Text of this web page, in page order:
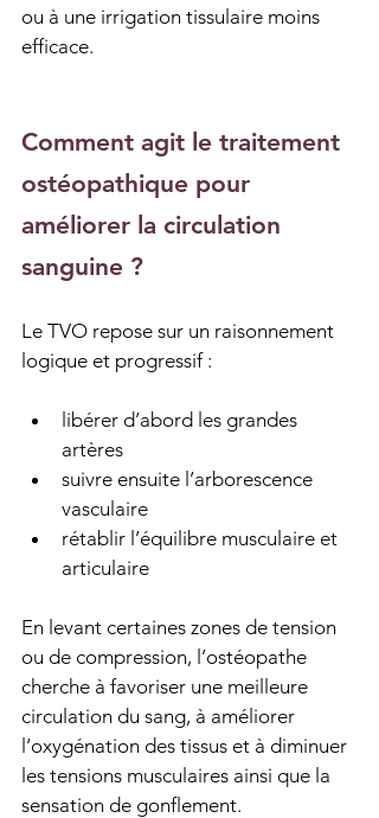
ou à une irrigation tissulaire moins
efficace.
Comment agit le traitement
ostéopathique pour
améliorer la circulation
sanguine ?
Le TVO repose sur un raisonnement
logique et progressif :
libérer d’abord les grandes
artères
suivre ensuite l’arborescence
vasculaire
rétablir l’équilibre musculaire et
articulaire
En levant certaines zones de tension
ou de compression, l’ostéopathe
cherche à favoriser une meilleure
circulation du sang, à améliorer
l’oxygénation des tissus et à diminuer
les tensions musculaires ainsi que la
sensation de gonflement.